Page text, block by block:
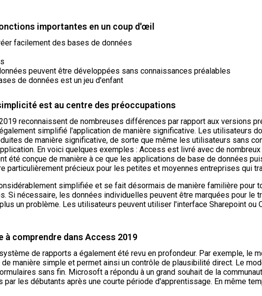
importantes en un coup d'œil
facilement des bases de données
peuvent être développées sans connaissances préalables
de données est un jeu d'enfant
est au centre des préoccupations
reconnaissent de nombreuses différences par rapport aux versions
simplifié l'application de manière significative. Les utilisateurs
de manière significative, de sorte que même les utilisateurs sans
En voici quelques exemples : Access est livré avec de
été conçue de manière à ce que les applications de base de données
particulièrement précieux pour les petites et moyennes entreprises qui
simplifiée et se fait désormais de manière familière pour
Si nécessaire, les données individuelles peuvent être marquées pour le
un problème. Les utilisateurs peuvent utiliser l'interface Sharepoint ou
comprendre dans Access 2019
de rapports a également été revu en profondeur. Par exemple, le
manière simple et permet ainsi un contrôle de plausibilité direct. Le
sans fin. Microsoft a répondu à un grand souhait de la
les débutants après une courte période d'apprentissage. En même